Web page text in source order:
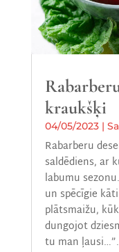
kraukšķi
04/05/2023|
Rabarberu
saldēdiens, ar
labumu
un spēcīgie
plātsmaižu,
dungojot
tu man ļausi…”.